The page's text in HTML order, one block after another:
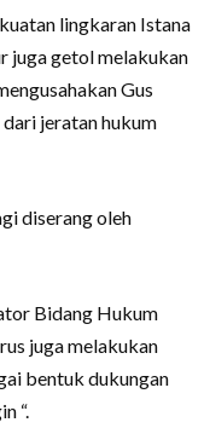
lingkaran Istana
juga getol melakukan
Gus
jeratan hukum
diserang oleh
Bidang Hukum
juga melakukan
bentuk dukungan
“.